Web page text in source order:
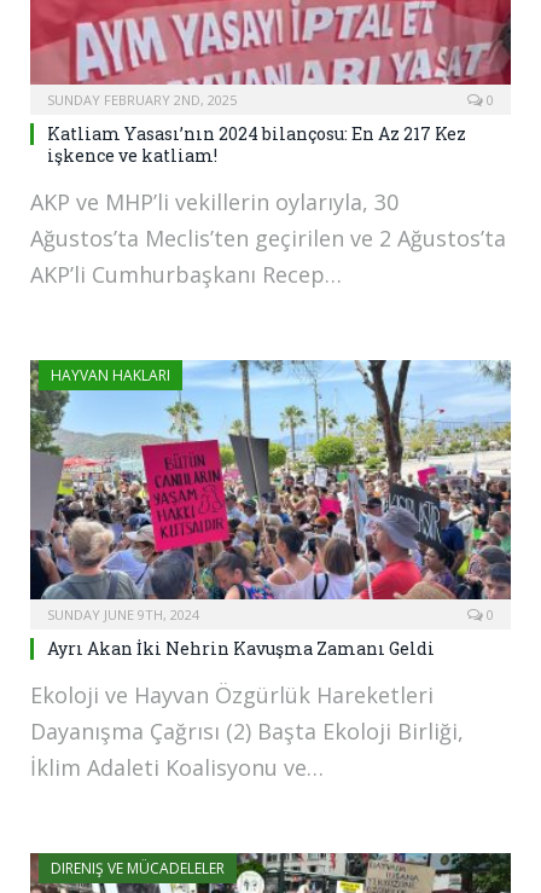
SUNDAY FEBRUARY 2ND, 2025 0
Katliam Yasası’nın 2024 bilançosu: En Az 217 Kez
işkence ve katliam!
AKP ve MHP’li vekillerin oylarıyla, 30
Ağustos’ta Meclis’ten geçirilen ve 2 Ağustos’ta
AKP’li Cumhurbaşkanı Recep…
HAYVAN HAKLARI
SUNDAY JUNE 9TH, 2024 0
Ayrı Akan İki Nehrin Kavuşma Zamanı Geldi
Ekoloji ve Hayvan Özgürlük Hareketleri
Dayanışma Çağrısı (2) Başta Ekoloji Birliği,
İklim Adaleti Koalisyonu ve…
DIRENIŞ VE MÜCADELELER